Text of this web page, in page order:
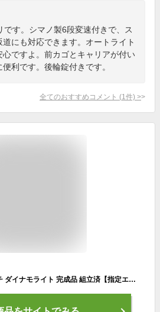
です。シマノ製6段変速付きで、ス
にも対応できます。オートライト
ですよ。前カゴとキャリアが付い
利です。後輪錠付きです。
全てのおすすめコメント (1 件) >
折りたたみ自転車 26インチ ダイナモライト 完成品 組立済【指定エリア送料無料】シマノ6段変速 シティサイクル カゴ 後輪錠 パンクしにくい極厚チューブ 中学生 高校生 ママチャリ 女の子 男の子 通勤 通学 ボルディ voldy.collection VFC-001